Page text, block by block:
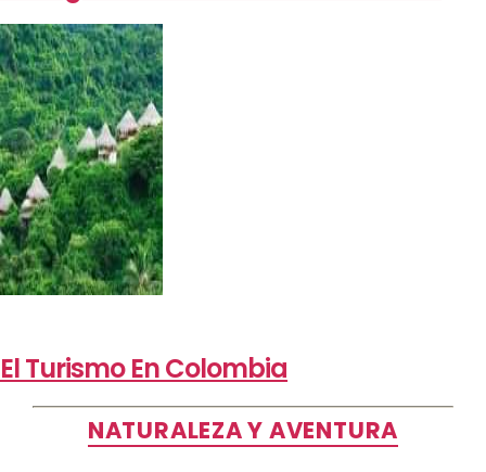
El Turismo En Colombia
NATURALEZA Y AVENTURA